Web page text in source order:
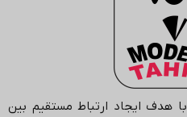
با هدف ایجاد ارتباط مستقیم بین